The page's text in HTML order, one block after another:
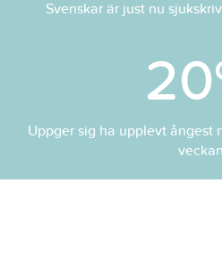
Svenskar är just nu
20
Uppger sig ha upplevt ångest
veckan